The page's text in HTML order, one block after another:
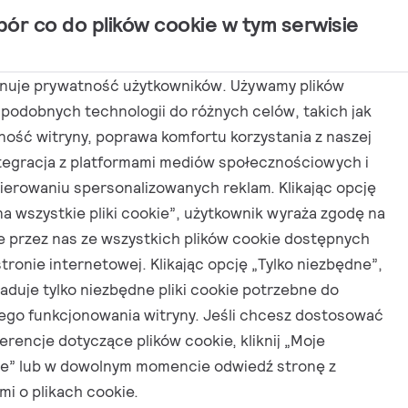
co do plików cookie w tym serwisie
prywatność użytkowników. Używamy plików
technologii do różnych celów, takich jak
witryny, poprawa komfortu korzystania z naszej
z platformami mediów społecznościowych i
spersonalizowanych reklam. Klikając opcję
wszystkie pliki cookie”, użytkownik wyraża zgodę na
przez nas ze wszystkich plików cookie dostępnych
internetowej. Klikając opcję „Tylko niezbędne”,
tylko niezbędne pliki cookie potrzebne do
funkcjonowania witryny. Jeśli chcesz dostosować
dotyczące plików cookie, kliknij „Moje
lub w dowolnym momencie odwiedź stronę z
o plikach cookie.
Pobierz wszystko